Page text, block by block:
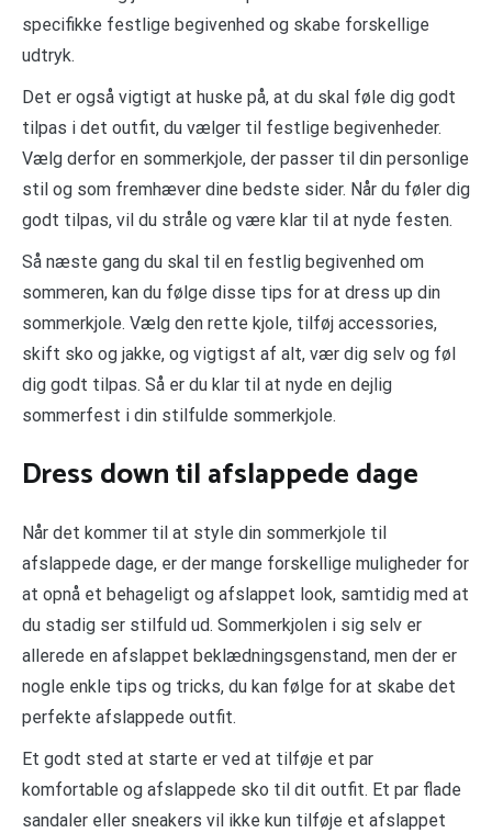
specifikke festlige begivenhed og skabe forskellige
udtryk.
Det er også vigtigt at huske på, at du skal føle dig godt
tilpas i det outfit, du vælger til festlige begivenheder.
Vælg derfor en sommerkjole, der passer til din personlige
stil og som fremhæver dine bedste sider. Når du føler dig
godt tilpas, vil du stråle og være klar til at nyde festen.
Så næste gang du skal til en festlig begivenhed om
sommeren, kan du følge disse tips for at dress up din
sommerkjole. Vælg den rette kjole, tilføj accessories,
skift sko og jakke, og vigtigst af alt, vær dig selv og føl
dig godt tilpas. Så er du klar til at nyde en dejlig
sommerfest i din stilfulde sommerkjole.
Dress down til afslappede dage
Når det kommer til at style din sommerkjole til
afslappede dage, er der mange forskellige muligheder for
at opnå et behageligt og afslappet look, samtidig med at
du stadig ser stilfuld ud. Sommerkjolen i sig selv er
allerede en afslappet beklædningsgenstand, men der er
nogle enkle tips og tricks, du kan følge for at skabe det
perfekte afslappede outfit.
Et godt sted at starte er ved at tilføje et par
komfortable og afslappede sko til dit outfit. Et par flade
sandaler eller sneakers vil ikke kun tilføje et afslappet